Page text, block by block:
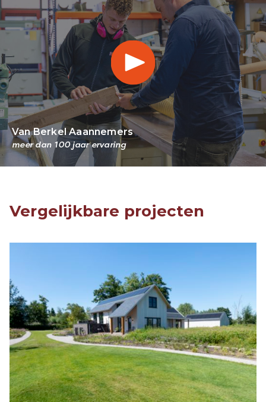
Van Berkel Aaannemers
meer dan 100 jaar ervaring
Vergelijkbare projecten